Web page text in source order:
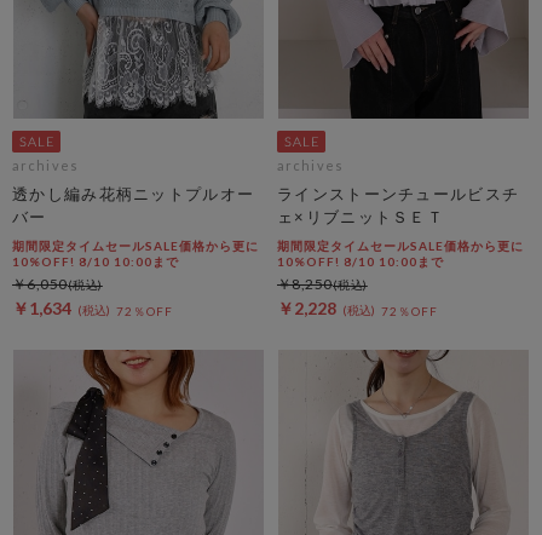
archives
透かし編み花柄ニットプルオー
バー
期間限定タイムセールSALE価格から更に
10%OFF! 8/10 10:00まで
￥1,634 72％OFF
￥6,050
archives
ラインストーンチュールビスチ
ェ×リブニットＳＥＴ
期間限定タイムセールSALE価格から更に
10%OFF! 8/10 10:00まで
￥2,228 72％OFF
￥8,250